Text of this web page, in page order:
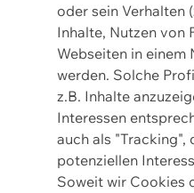
oder sein Verhalten
Inhalte, Nutzen von
Webseiten in
werden. Solche
z.B. Inhalte
Interessen
auch als "Tracking",
potenziellen
Soweit wir Cookies